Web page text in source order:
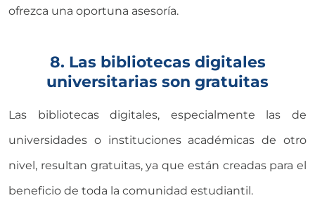
ofrezca una oportuna asesoría.
8. Las bibliotecas digitales
universitarias son gratuitas
Las bibliotecas digitales, especialmente las de
universidades o instituciones académicas de otro
nivel, resultan gratuitas, ya que están creadas para el
beneficio de toda la comunidad estudiantil.